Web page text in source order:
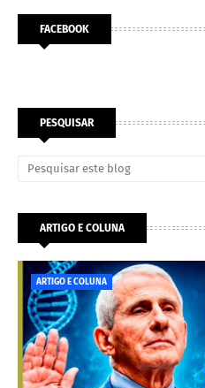
FACEBOOK
PESQUISAR
ARTIGO E COLUNA
ARTIGO E COLUNA